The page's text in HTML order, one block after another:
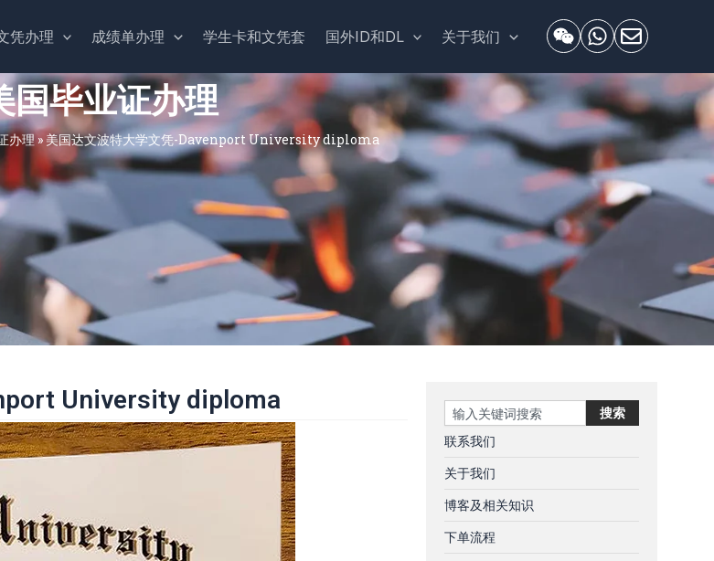
凭办理 成绩单办理 学生卡和文凭套 国外ID和DL 关于我们
国毕业证办理
办理» 美国达文波特大学文凭-Davenport University diploma
University diploma Search 搜索
联系我们
关于我们
博客及相关知识
下单流程